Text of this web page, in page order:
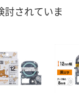
討されていま